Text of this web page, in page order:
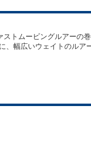
トムービングルアーの
幅広いウェイトのルア